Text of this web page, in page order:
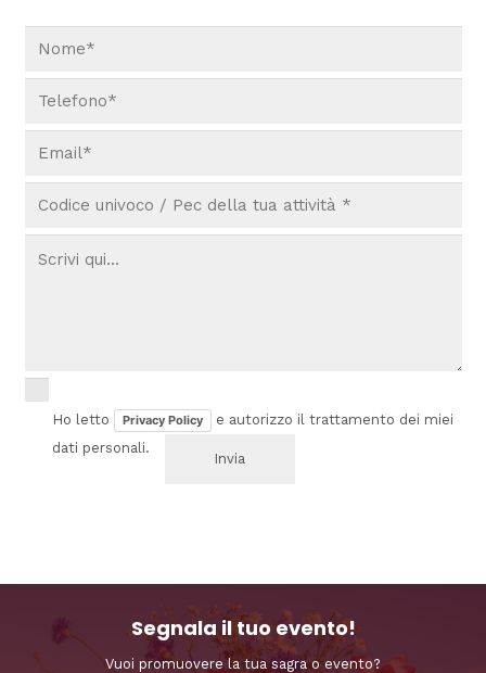
Ho letto Privacy Policy
e autorizzo il trattamento dei miei
dati personali.
Segnala il tuo evento!
Vuoi promuovere la tua sagra o evento?